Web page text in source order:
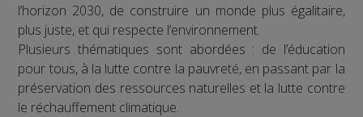
l’horizon 2030, de construire un monde plus égalitaire,
plus juste, et qui respecte l’environnement.
Plusieurs thématiques sont abordées : de l’éducation
pour tous, à la lutte contre la pauvreté, en passant par la
préservation des ressources naturelles et la lutte contre
le réchauffement climatique.